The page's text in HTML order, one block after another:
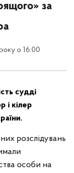
за
о 16:00
судді
і кілер
розслідувань
особи на